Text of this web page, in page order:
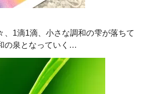
、1滴1滴、小さな調和の雫が落ちて
の泉となっていく…